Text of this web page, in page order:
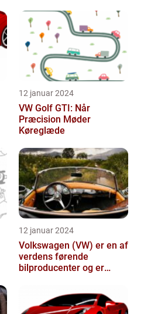
12 januar 2024
VW Golf GTI: Når
Præcision Møder
Køreglæde
12 januar 2024
Volkswagen (VW) er en af
verdens førende
bilproducenter og er
kvalitetsbiler til...